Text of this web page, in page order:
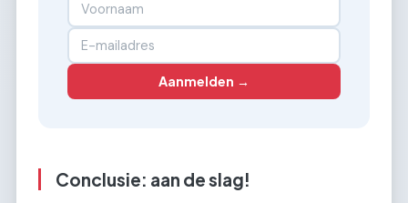
Aanmelden →
Conclusie: aan de slag!